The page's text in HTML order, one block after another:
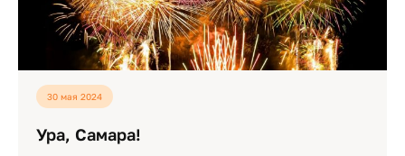
30 мая 2024
Ура, Самара!